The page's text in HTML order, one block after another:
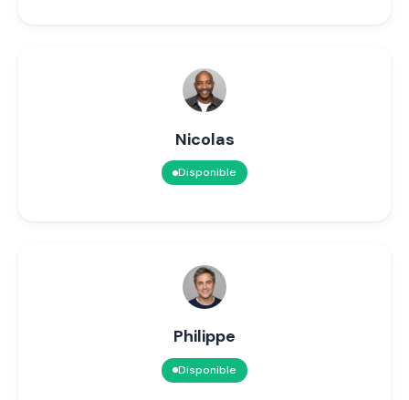
Nicolas
Disponible
Philippe
Disponible